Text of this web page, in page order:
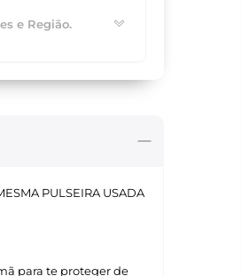
e Região.
PULSEIRA USADA
para te proteger de